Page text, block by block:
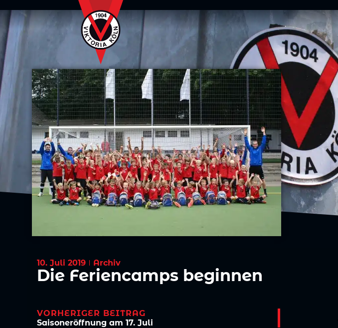
10. Juli 2019 Archiv
Die Feriencamps beginnen
VORHERIGER BEITRAG
Saisoneröffnung am 17. Juli